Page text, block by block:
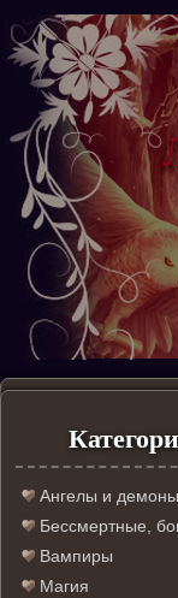
Ангелы и демоны
Бессмертные,
Вампиры
Магия